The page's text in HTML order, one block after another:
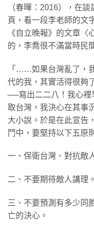
（春暉：2016），在
頁，看一段李老師的文
《自立晚報》的文章〈
的，李喬很不滿當時民
「……如果台灣亂了，
代的我，其實活得很夠
──寫出二二八！我心裡
取台灣，我決心在其事
大小說。於是在此宣告
鬥中，要堅持以下五原
一、保衛台灣、對抗敵
二、不要期待敵人講理。
三、不要預測有多少同
亡的決心。